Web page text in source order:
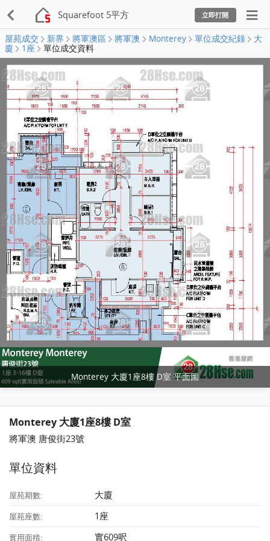
Squarefoot 5平方 立即打開
屋苑成交 新界 將軍澳區 將軍澳 Monterey 單位成交紀錄
大
廈
1座 單位成交資料
Monterey 大廈1座8樓 D室 平面圖
Monterey 大廈1座8樓 D室
將軍澳 唐俊街23號
單位資料
屋苑期數: 大廈
屋苑座數: 1座
實用面積: 實609呎